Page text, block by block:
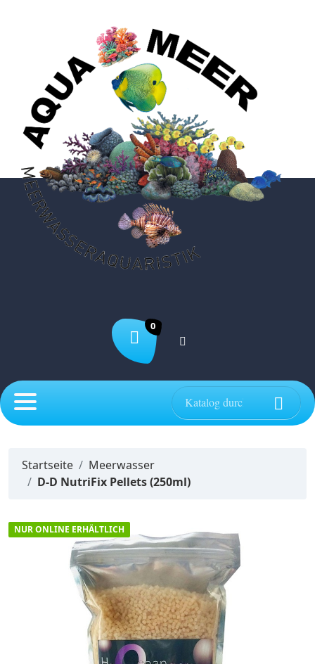
0

Startseite
Meerwasser
D-D NutriFix Pellets (250ml)
NUR ONLINE ERHÄLTLICH